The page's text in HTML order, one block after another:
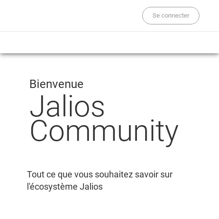
Se connecter
Bienvenue
Jalios
Community
Tout ce que vous souhaitez savoir sur
l'écosystème Jalios